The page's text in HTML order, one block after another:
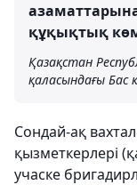
құқықтық
Қазақстан
қаласындағы Бас
Сондай-ақ
қызметкерлері
учаске